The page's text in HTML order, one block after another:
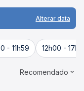
Alterar data
- 11h59 12h00 -
Recomendado